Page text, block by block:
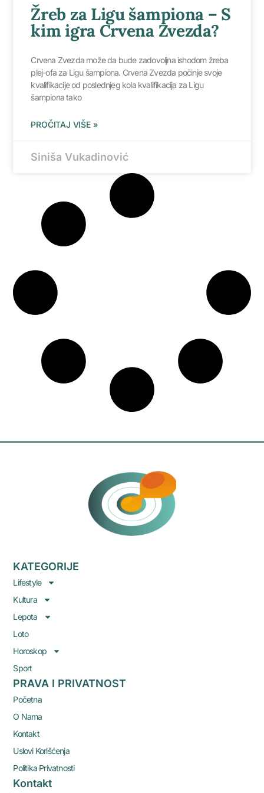
Žreb za Ligu šampiona – S
kim igra Crvena Zvezda?
Crvena Zvezda može da bude zadovoljna ishodom žreba
plej-ofa za Ligu šampiona. Crvena Zvezda počinje svoje
kvalifikacije od poslednjeg kola kvalifikacija za Ligu
šampiona tako
PROČITAJ VIŠE »
Siniša Vukadinović
KATEGORIJE
Lifestyle
Kultura
Lepota
Loto
Horoskop
Sport
PRAVA I PRIVATNOST
Početna
O Nama
Kontakt
Uslovi Korišćenja
Politika Privatnosti
Kontakt